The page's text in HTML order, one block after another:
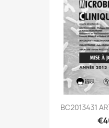
BC2013431